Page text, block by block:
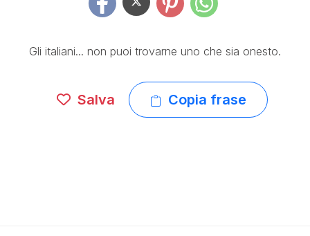
Gli italiani... non puoi trovarne uno che sia onesto.
Salva Copia frase